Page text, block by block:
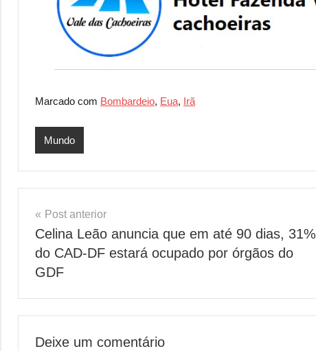
Marcado com Bombardeio, Eua, Irã
Mundo
Navegação
de
Post
Post anterior
Celina Leão anuncia que em até 90 dias, 31%
do CAD-DF estará ocupado por órgãos do
GDF
Deixe um comentário